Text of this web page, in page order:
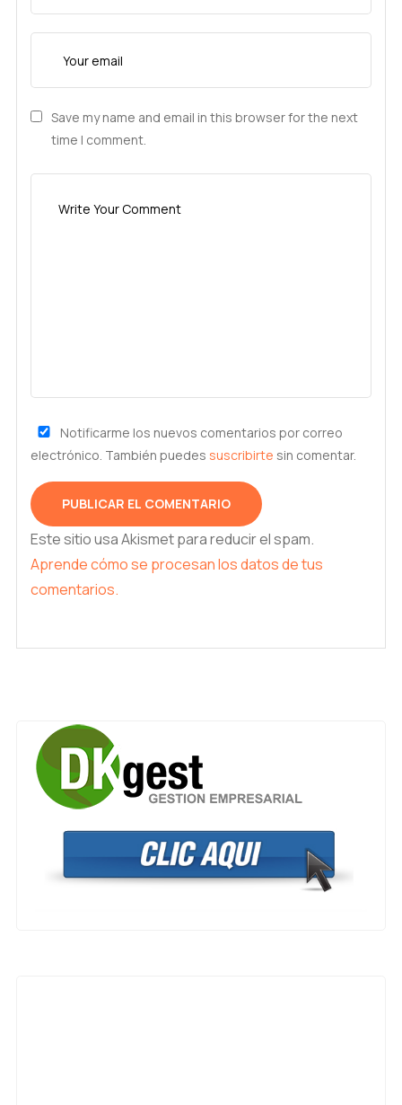
Save my name and email in this browser for the next
time I comment.
Notificarme los nuevos comentarios por correo
electrónico. También puedes suscribirte sin comentar.
Este sitio usa Akismet para reducir el spam.
Aprende cómo se procesan los datos de tus
comentarios.